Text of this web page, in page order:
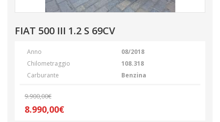
FIAT 500 III 1.2 S 69CV
Anno
08/2018
Chilometraggio
108.318
Carburante
Benzina
9.900,00€
8.990,00€